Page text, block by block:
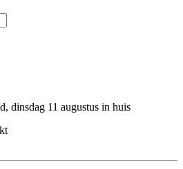
dinsdag 11 augustus in huis